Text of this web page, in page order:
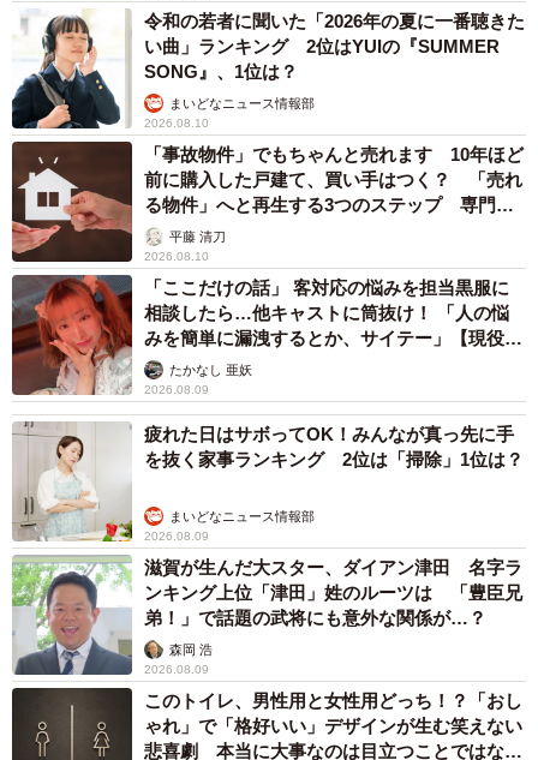
ただいま、引っ越し準備の真っ最中！
4/5
ドッグランで走る姿も可愛いたけちよちゃん（画像提供：柴犬たけちよ
令和の若者に聞いた「2026年の夏に一番聴きた
い曲」ランキング 2位はYUIの『SUMMER
SONG』、1位は？
まいどなニュース情報部
2026.08.10
「事故物件」でもちゃんと売れます 10年ほど
前に購入した戸建て、買い手はつく？ 「売れ
る物件」へと再生する3つのステップ 専門家
が解説平藤 清刀
2026.08.10
「ここだけの話」 客対応の悩みを担当黒服に
相談したら…他キャストに筒抜け！ 「人の悩
みを簡単に漏洩するとか、サイテー」【現役キ
ャストに取材】
たかなし 亜妖
2026.08.09
疲れた日はサボってOK！みんなが真っ先に手
を抜く家事ランキング 2位は「掃除」1位は？
まいどなニュース情報部
2026.08.09
滋賀が生んだ大スター、ダイアン津田 名字ラ
ンキング上位「津田」姓のルーツは 「豊臣兄
弟！」で話題の武将にも意外な関係が…？
森岡 浩
2026.08.09
このトイレ、男性用と女性用どっち！？「おし
ゃれ」で「格好いい」デザインが生む笑えない
悲喜劇 本当に大事なのは目立つことではな